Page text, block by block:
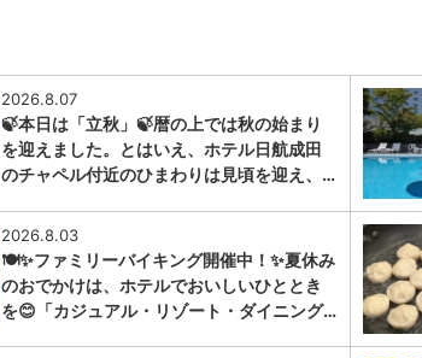
2026.8.07
🍃本日は「立秋」🍃暦の上では秋の始まり
を迎えました。とはいえ、ホテル日航成田
のチャペル付近のひまわりは見頃を迎え、…
2026.8.03
🍽️✨ファミリーバイキング開催中！✨夏休み
のおでかけは、ホテルでおいしいひととき
を😊「カジュアル・リゾート・ダイニング…